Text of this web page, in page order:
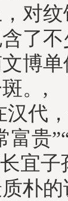
对
了
博
斑
，
富贵
宜
朴